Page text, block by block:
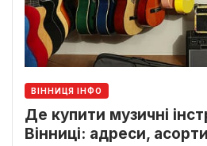
ВІННИЦЯ ІНФО
Де купити музичні
Вінниці: адреси,